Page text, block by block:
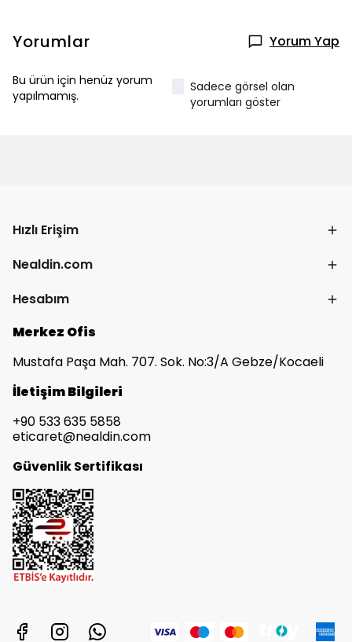
Yorumlar Yorum Yap
Bu ürün için henüz yorum
yapılmamış.
Sadece görsel olan
yorumları göster
Hızlı Erişim
Nealdin.com
Hesabım
Merkez Ofis
Mustafa Paşa Mah. 707. Sok. No:3/A Gebze/Kocaeli
İletişim Bilgileri
+90 533 635 5858
eticaret@nealdin.com
Güvenlik Sertifikası